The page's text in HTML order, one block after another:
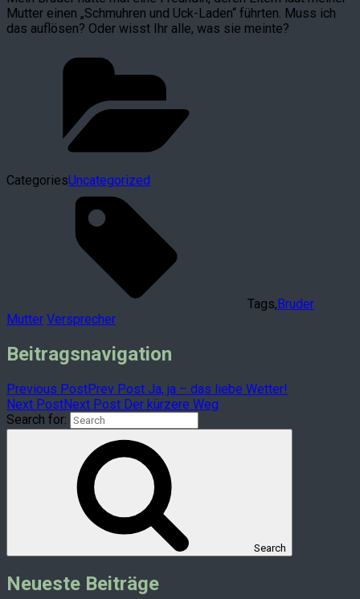
Mutter einen „Schmuhren und Uck-Laden“ führten. Muss ich
das auflösen? Oder wisst Ihr alle, was sie meinte?
CategoriesUncategorized
Tags,Bruder
Mutter Versprecher
Beitragsnavigation
Previous PostPrev Post Ja, ja – das liebe Wetter!
Next PostNext Post Der kürzere Weg
Search for:
Search
Neueste Beiträge